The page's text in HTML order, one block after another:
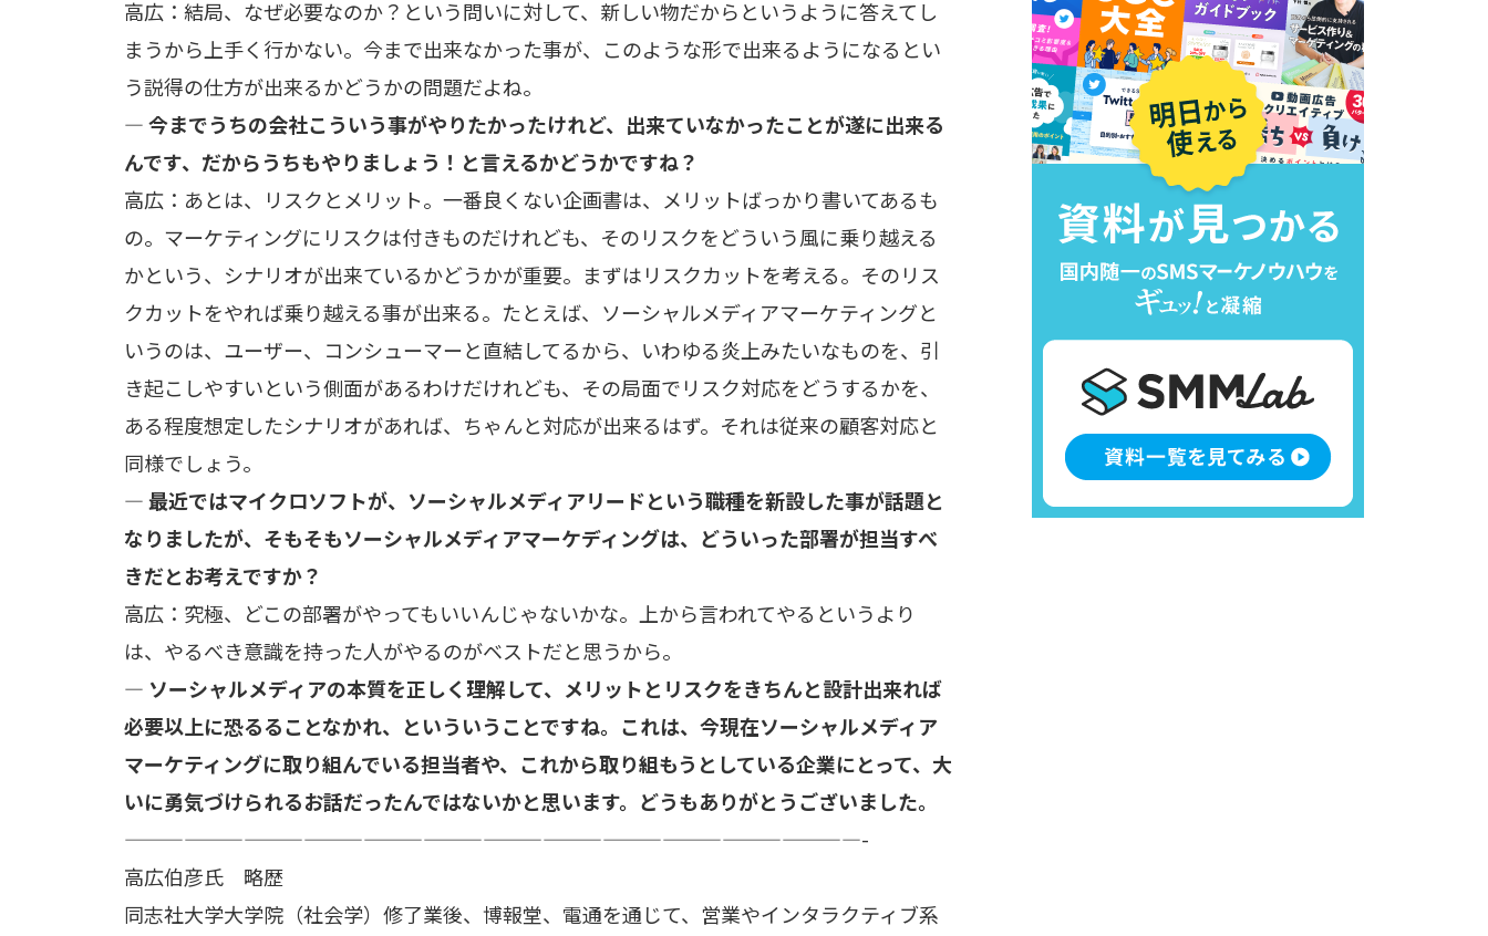
高広：結局、なぜ必要なのか？という問いに対して、新しい物だからというように答えてし
まうから上手く行かない。今まで出来なかった事が、このような形で出来るようになるとい
う説得の仕方が出来るかどうかの問題だよね。
— 今までうちの会社こういう事がやりたかったけれど、出来ていなかったことが遂に出来る
んです、だからうちもやりましょう！と言えるかどうかですね？
高広：あとは、リスクとメリット。一番良くない企画書は、メリットばっかり書いてあるも
の。マーケティングにリスクは付きものだけれども、そのリスクをどういう風に乗り越える
かという、シナリオが出来ているかどうかが重要。まずはリスクカットを考える。そのリス
クカットをやれば乗り越える事が出来る。たとえば、ソーシャルメディアマーケティングと
いうのは、ユーザー、コンシューマーと直結してるから、いわゆる炎上みたいなものを、引
き起こしやすいという側面があるわけだけれども、その局面でリスク対応をどうするかを、
ある程度想定したシナリオがあれば、ちゃんと対応が出来るはず。それは従来の顧客対応と
同様でしょう。
— 最近ではマイクロソフトが、ソーシャルメディアリードという職種を新設した事が話題と
なりましたが、そもそもソーシャルメディアマーケディングは、どういった部署が担当すべ
きだとお考えですか？
高広：究極、どこの部署がやってもいいんじゃないかな。上から言われてやるというより
は、やるべき意識を持った人がやるのがベストだと思うから。
— ソーシャルメディアの本質を正しく理解して、メリットとリスクをきちんと設計出来れば
必要以上に恐るることなかれ、といういうことですね。これは、今現在ソーシャルメディア
マーケティングに取り組んでいる担当者や、これから取り組もうとしている企業にとって、大
いに勇気づけられるお話だったんではないかと思います。どうもありがとうございました。
—————————————————————————————————————-
高広伯彦氏 略歴
同志社大学大学院（社会学）修了業後、博報堂、電通を通じて、営業やインタラクティブ系